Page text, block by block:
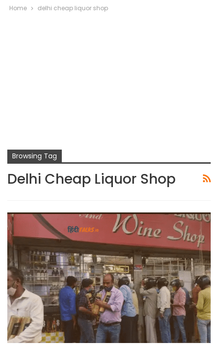
Home delhi cheap liquor shop
Browsing Tag
Delhi Cheap Liquor Shop